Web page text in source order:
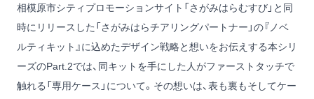
相模原市シティプロモーションサイト「さがみはらむすび」と同
時にリリースした「さがみはらチアリングパートナー」の『ノベ
ルティキット』に込めたデザイン戦略と想いをお伝えする本シリ
ーズのPart.2では、同キットを手にした人がファーストタッチで
触れる「専用ケース」について。その想いは、表も裏もそしてケー